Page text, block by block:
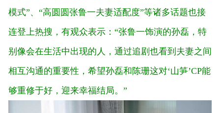
模式”、“高圆圆张鲁一夫妻适配度”等诸多话题也接
连登上热搜，有观众表示：“张鲁一饰演的孙磊，特
别像会在生活中出现的人，通过追剧也看到夫妻之间
相互沟通的重要性，希望孙磊和陈珊这对‘山笋’CP能
够重修于好，迎来幸福结局。”